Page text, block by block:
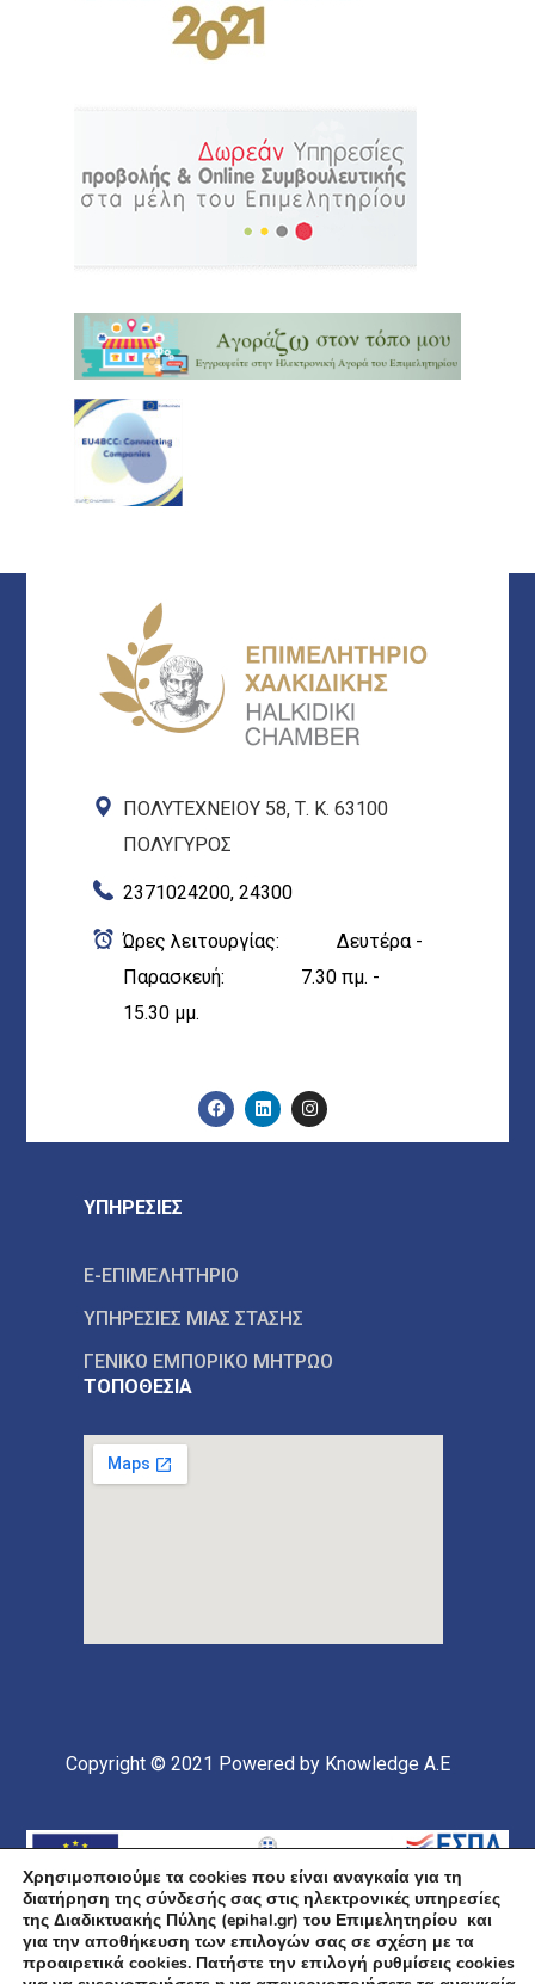
ΠΟΛΥΤΕΧΝΕΙΟΥ 58, Τ. Κ. 63100
ΠΟΛΥΓΥΡΟΣ
2371024200, 24300
Ώρες λειτουργίας: Δευτέρα -
Παρασκευή: 7.30 πμ. -
15.30 μμ.
ΥΠΗΡΕΣΙΕΣ
E-ΕΠΙΜΕΛΗΤΗΡΙΟ
ΥΠΗΡΕΣΙΕΣ ΜΙΑΣ ΣΤΑΣΗΣ
ΓΕΝΙΚΟ ΕΜΠΟΡΙΚΟ ΜΗΤΡΩΟ
ΤΟΠΟΘΕΣΙΑ
Copyright © 2021 Powered by Knowledge A.E
Χρησιμοποιούμε τα cookies που είναι αναγκαία για τη
διατήρηση της σύνδεσής σας στις ηλεκτρονικές υπηρεσίες
της Διαδικτυακής Πύλης (epihal.gr) του Επιμελητηρίου και
για την αποθήκευση των επιλογών σας σε σχέση με τα
προαιρετικά cookies. Πατήστε την επιλογή ρυθμίσεις cookies